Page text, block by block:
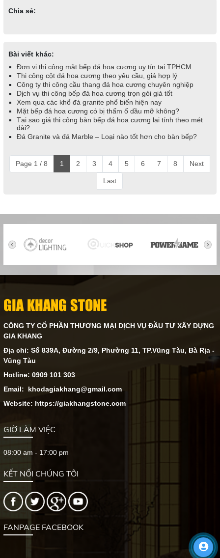
Chia sẻ:
Bài viết khác:
Đơn vị thi công mặt bếp đá hoa cương uy tín tại TPHCM
Thi công cột đá hoa cương theo yêu cầu, giá hợp lý
Công ty thi công cầu thang đá hoa cương chuyên nghiệp
Dịch vụ thi công bếp đá hoa cương trọn gói giá tốt
Xem qua các khổ đá granite phổ biến hiện nay
Mặt bếp đá hoa cương có bị thấm ố dầu mỡ không?
Tại sao giá thi công bàn bếp đá hoa cương lại tính theo mét
dài?
Đá Granite và đá Marble – Loại nào tốt hơn cho bàn bếp?
Page 1 / 8 1 2 3 4 5 6 7 8 Next
Last
GIA KHANG STONE
CÔNG TY CỔ PHẦN THƯƠNG MẠI DỊCH VỤ ĐẦU TƯ XÂY DỰNG
GIA KHANG
Địa chỉ: Số 839A, Đường 2/9, Phường 11, TP.Vũng Tàu, Bà Rịa -
Vũng Tàu
Hotline: 0909 101 303
Email: khodagiakhang@gmail.com
Website: https://giakhangstone.com
GIỜ LÀM VIỆC
08:00 am - 17:00 pm
KẾT NỐI CHÚNG TÔI
FANPAGE FACEBOOK